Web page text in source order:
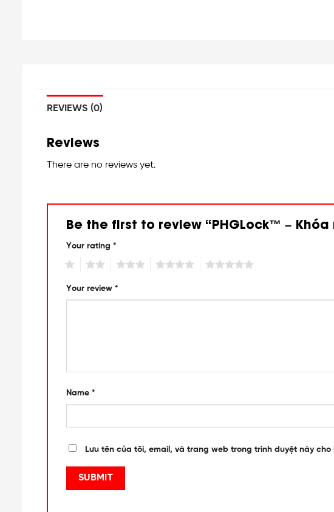
REVIEWS (0)
Reviews
There are no reviews yet.
Be the first to review “PHGLock™ – Khóa
Your rating *
Your review *
Name *
Lưu tên của tôi, email, và trang web trong trình duyệt này